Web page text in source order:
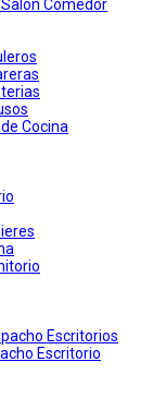
Comedor
Cocina
Escritorios
Escritorio